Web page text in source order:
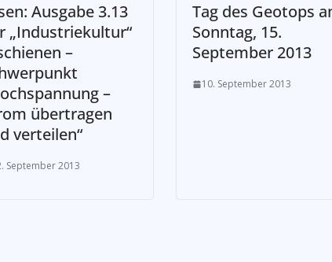
Ausgabe 3.13
„Industriekultur“
–
–
übertragen
verteilen“
September 2013
Tag des Geotops
Sonntag, 15.
September 2013
10. September 2013